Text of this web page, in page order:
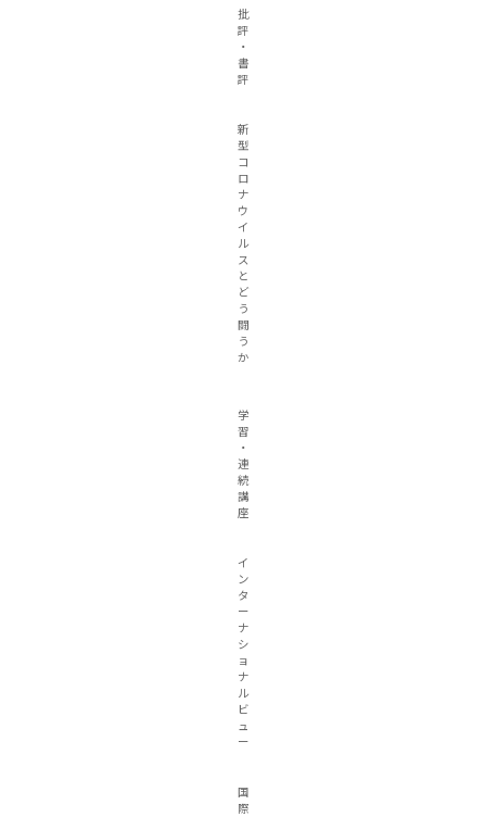
批
評
・
書
評
新
型
コ
ロ
ナ
ウ
イ
ル
ス
と
ど
う
闘
う
か
学
習
・
連
続
講
座
イ
ン
タ
ー
ナ
シ
ョ
ナ
ル
ビ
ュ
ー
国
際